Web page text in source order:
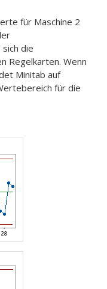
für Maschine 2
die
Regelkarten. Wenn
Minitab auf
für die